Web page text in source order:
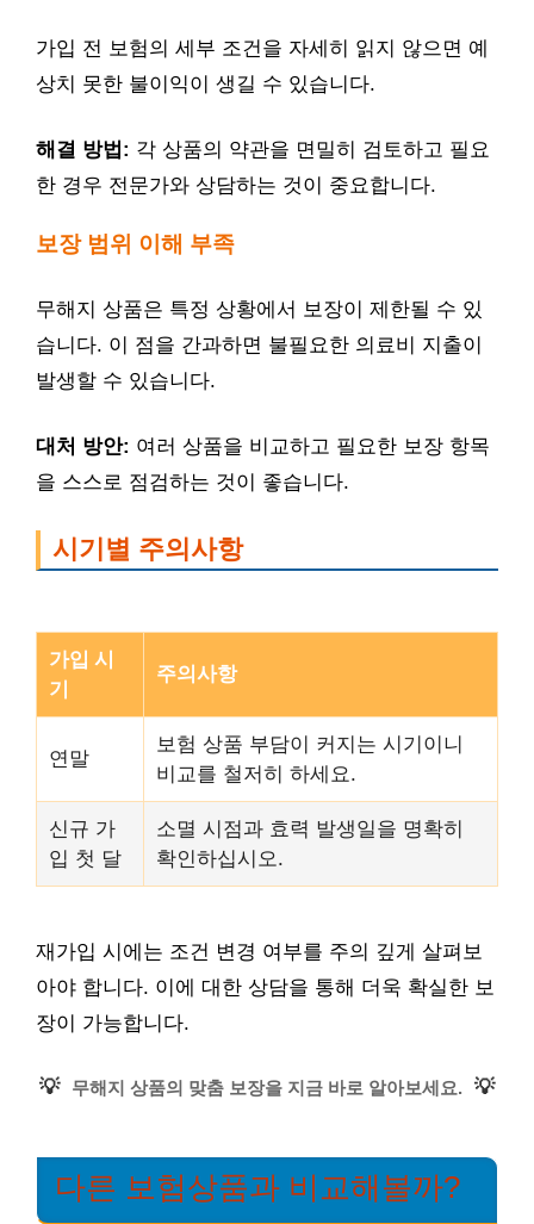
가입 전 보험의 세부 조건을 자세히 읽지 않으면 예
상치 못한 불이익이 생길 수 있습니다.
해결 방법: 각 상품의 약관을 면밀히 검토하고 필요
한 경우 전문가와 상담하는 것이 중요합니다.
보장 범위 이해 부족
무해지 상품은 특정 상황에서 보장이 제한될 수 있
습니다. 이 점을 간과하면 불필요한 의료비 지출이
발생할 수 있습니다.
대처 방안: 여러 상품을 비교하고 필요한 보장 항목
을 스스로 점검하는 것이 좋습니다.
시기별 주의사항
가입 시
기
주의사항
연말
보험 상품 부담이 커지는 시기이니
비교를 철저히 하세요.
신규 가
입 첫 달
소멸 시점과 효력 발생일을 명확히
확인하십시오.
재가입 시에는 조건 변경 여부를 주의 깊게 살펴보
아야 합니다. 이에 대한 상담을 통해 더욱 확실한 보
장이 가능합니다.
💡 무해지 상품의 맞춤 보장을 지금 바로 알아보세요. 💡
다른 보험상품과 비교해볼까?